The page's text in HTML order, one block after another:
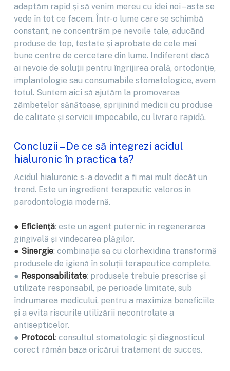
adaptăm rapid și să venim mereu cu idei noi – asta se
vede în tot ce facem. Într-o lume care se schimbă
constant, ne concentrăm pe nevoile tale, aducând
produse de top, testate și aprobate de cele mai
bune centre de cercetare din lume. Indiferent dacă
ai nevoie de soluții pentru îngrijirea orală, ortodonție,
implantologie sau consumabile stomatologice, avem
totul. Suntem aici să ajutăm la promovarea
zâmbetelor sănătoase, sprijinind medicii cu produse
de calitate și servicii impecabile, cu livrare rapidă.
Concluzii – De ce să integrezi acidul
hialuronic în practica ta?
Acidul hialuronic s-a dovedit a fi mai mult decât un
trend. Este un ingredient terapeutic valoros în
parodontologia modernă.
● Eficiență: este un agent puternic în regenerarea
gingivală și vindecarea plăgilor.
● Sinergie: combinația sa cu clorhexidina transformă
produsele de igienă în soluții terapeutice complete.
● Responsabilitate: produsele trebuie prescrise și
utilizate responsabil, pe perioade limitate, sub
îndrumarea medicului, pentru a maximiza beneficiile
și a evita riscurile utilizării necontrolate a
antisepticelor.
● Protocol: consultul stomatologic și diagnosticul
corect rămân baza oricărui tratament de succes.